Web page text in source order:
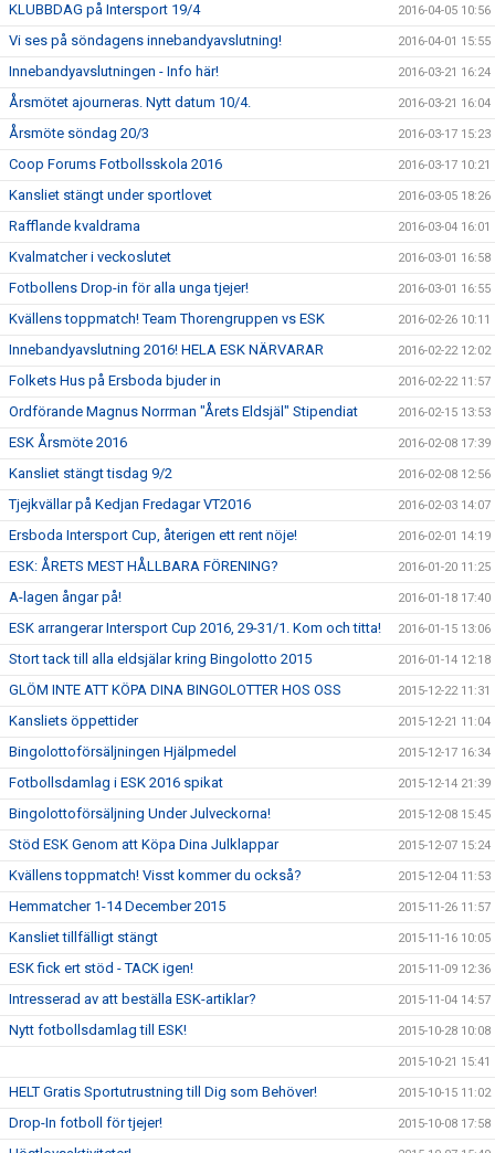
KLUBBDAG på Intersport 19/4 2016-04-05 10:56
Vi ses på söndagens innebandyavslutning! 2016-04-01 15:55
Innebandyavslutningen - Info här! 2016-03-21 16:24
Årsmötet ajourneras. Nytt datum 10/4. 2016-03-21 16:04
Årsmöte söndag 20/3 2016-03-17 15:23
Coop Forums Fotbollsskola 2016 2016-03-17 10:21
Kansliet stängt under sportlovet 2016-03-05 18:26
Rafflande kvaldrama 2016-03-04 16:01
Kvalmatcher i veckoslutet 2016-03-01 16:58
Fotbollens Drop-in för alla unga tjejer! 2016-03-01 16:55
Kvällens toppmatch! Team Thorengruppen vs ESK 2016-02-26 10:11
Innebandyavslutning 2016! HELA ESK NÄRVARAR 2016-02-22 12:02
Folkets Hus på Ersboda bjuder in 2016-02-22 11:57
Ordförande Magnus Norrman "Årets Eldsjäl" Stipendiat 2016-02-15 13:53
ESK Årsmöte 2016 2016-02-08 17:39
Kansliet stängt tisdag 9/2 2016-02-08 12:56
Tjejkvällar på Kedjan Fredagar VT2016 2016-02-03 14:07
Ersboda Intersport Cup, återigen ett rent nöje! 2016-02-01 14:19
ESK: ÅRETS MEST HÅLLBARA FÖRENING? 2016-01-20 11:25
A-lagen ångar på! 2016-01-18 17:40
ESK arrangerar Intersport Cup 2016, 29-31/1. Kom och titta! 2016-01-15 13:06
Stort tack till alla eldsjälar kring Bingolotto 2015 2016-01-14 12:18
GLÖM INTE ATT KÖPA DINA BINGOLOTTER HOS OSS 2015-12-22 11:31
Kansliets öppettider 2015-12-21 11:04
Bingolottoförsäljningen Hjälpmedel 2015-12-17 16:34
Fotbollsdamlag i ESK 2016 spikat 2015-12-14 21:39
Bingolottoförsäljning Under Julveckorna! 2015-12-08 15:45
Stöd ESK Genom att Köpa Dina Julklappar 2015-12-07 15:24
Kvällens toppmatch! Visst kommer du också? 2015-12-04 11:53
Hemmatcher 1-14 December 2015 2015-11-26 11:57
Kansliet tillfälligt stängt 2015-11-16 10:05
ESK fick ert stöd - TACK igen! 2015-11-09 12:36
Intresserad av att beställa ESK-artiklar? 2015-11-04 14:57
Nytt fotbollsdamlag till ESK! 2015-10-28 10:08
2015-10-21 15:41
HELT Gratis Sportutrustning till Dig som Behöver! 2015-10-15 11:02
Drop-In fotboll för tjejer! 2015-10-08 17:58